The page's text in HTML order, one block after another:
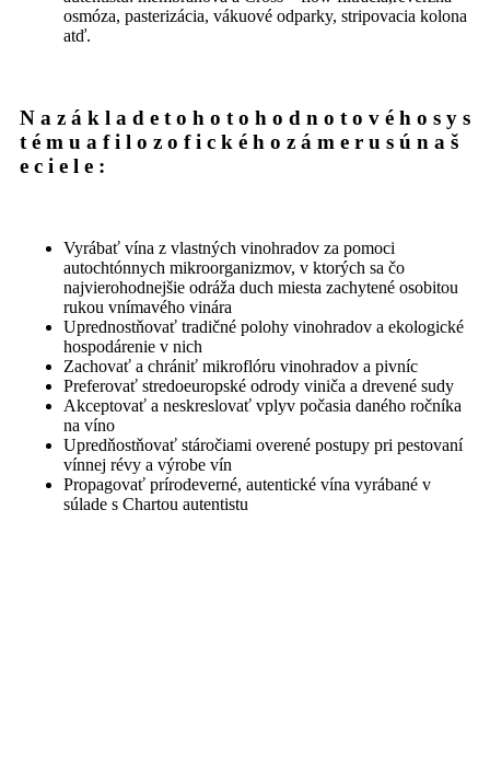
osmóza, pasterizácia, vákuové odparky, stripovacia kolona
atď.
N a z á k l a d e t o h o t o h o d n o t o v é h o s y s
t é m u a f i l o z o f i c k é h o z á m e r u s ú n a š
e c i e l e :
Vyrábať vína z vlastných vinohradov za pomoci
autochtónnych mikroorganizmov, v ktorých sa čo
najvierohodnejšie odráža duch miesta zachytené osobitou
rukou vnímavého vinára
Uprednostňovať tradičné polohy vinohradov a ekologické
hospodárenie v nich
Zachovať a chrániť mikroflóru vinohradov a pivníc
Preferovať stredoeuropské odrody viniča a drevené sudy
Akceptovať a neskreslovať vplyv počasia daného ročníka
na víno
Upredňostňovať stáročiami overené postupy pri pestovaní
vínnej révy a výrobe vín
Propagovať prírodeverné, autentické vína vyrábané v
súlade s Chartou autentistu